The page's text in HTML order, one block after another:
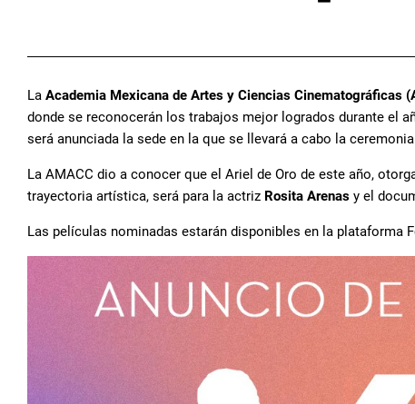
La Academia Mexicana de Artes y Ciencias Cinematográficas
donde se reconocerán los trabajos mejor logrados durante el
será anunciada la sede en la que se llevará a cabo la
La AMACC dio a conocer que el Ariel de Oro de este año,
trayectoria artística, será para la actriz Rosita Arenas y el
Las películas nominadas estarán disponibles en la plataforma